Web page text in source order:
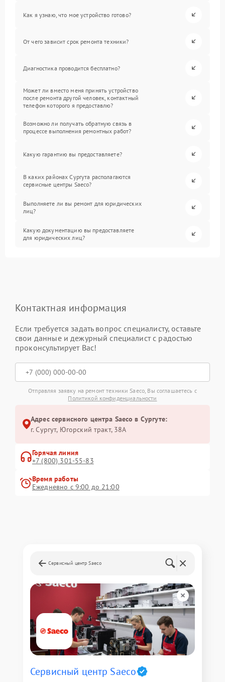
Как я узнаю, что мое устройство готово?
От чего зависит срок ремонта техники?
Диагностика проводится бесплатно?
Может ли вместо меня принять устройство
после ремонта другой человек, контактный
телефон которого я предоставлю?
Возможно ли получать обратную связь в
процессе выполнения ремонтных работ?
Какую гарантию вы предоставляете?
В каких районах Сургута располагаются
сервисные центры Saeco?
Выполняете ли вы ремонт для юридических
лиц?
Какую документацию вы предоставляете
для юридических лиц?
Контактная информация
Если требуется задать вопрос специалисту, оставьте
свои данные и дежурный специалист с радостью
проконсультирует Вас!
Отправляя заявку на ремонт техники Saeco, Вы соглашаетесь с
Политикой конфиденциальности
Адрес сервисного центра Saeco в Сургуте:
г. Сургут, Югорский тракт, 38А
Горячая линия
+7 (800) 301-55-83
Время работы
Ежедневно с 9:00 до 21:00
Сервисный центр Saeco
Сервисный центр Saeco